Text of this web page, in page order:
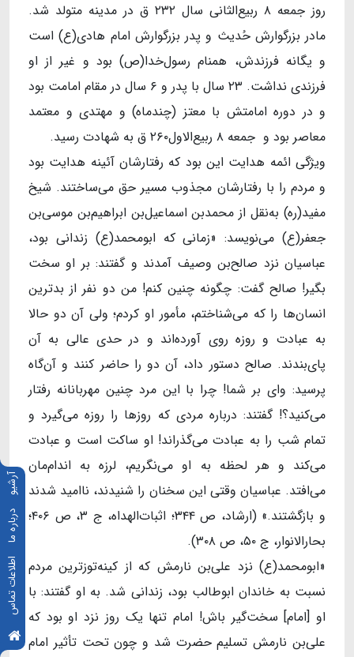
آرشیو
درباره ما
اطلاعات تماس
روز جمعه ۸ ربیع‌الثانی سال ۲۳۲ ق در مدینه متولد شد.
مادر بزرگوارش حُدیث و پدر بزرگوارش امام هادی(ع) است
و یگانه فرزندش، همنام رسول‌خدا(ص) بود و غیر از او
فرزندی نداشت. ۲۳ سال با پدر و ۶ سال در مقام امامت بود
و در دوره امامتش با معتز (چندماه) و مهتدی و معتمد
معاصر بود و جمعه ۸ ربیع‌الاول۲۶۰ ق به شهادت رسید.
ویژگی ائمه هدایت این بود که رفتارشان آئینه هدایت بود
و مردم را با رفتارشان مجذوب مسیر حق می‌ساختند. شیخ
مفید(ره) به‌نقل از محمدبن اسماعیل‌بن ابراهیم‌بن موسی‌بن
جعفر(ع) می‌نویسد: «زمانی که ابومحمد(ع) زندانی بود،
عباسیان نزد صالح‌بن وصیف آمدند و گفتند: بر او سخت
بگیر! صالح گفت: چگونه چنین کنم! من دو نفر از بدترین
انسان‌ها را که می‌شناختم، مأمور او کردم؛ ولی آن دو حالا
به عبادت و روزه روی آورده‌اند و در حدی عالی به آن
پای‌بندند. صالح دستور داد، آن دو را حاضر کنند و آن‌گاه
پرسید: وای بر شما! چرا با این مرد چنین مهربانانه رفتار
می‌کنید؟! گفتند: درباره مردی که روزها را روزه می‌گیرد و
تمام شب را به عبادت می‌گذراند! او ساکت است و عبادت
می‌کند و هر لحظه به او می‌نگریم، لرزه به اندام‌مان
می‌افتد. عباسیان وقتی این سخنان را شنیدند، ناامید شدند
و بازگشتند.» (ارشاد، ص ۳۴۴؛ اثبات‌الهداه، ج ۳، ص ۴۰۶؛
بحارالانوار، ج ۵۰، ص ۳۰۸).
«ابومحمد(ع) نزد علی‌بن نارمش که از کینه‌توزترین مردم
نسبت به خاندان ابوطالب بود، زندانی شد. به او گفتند: با
او [امام] سخت‌گیر باش! امام تنها یک روز نزد او بود که
علی‌بن نارمش تسلیم حضرت شد و چون تحت تأثیر امام